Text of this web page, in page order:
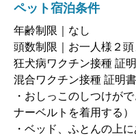
ペット宿泊条件
年齢制限｜なし
頭数制限｜お一人様２
狂犬病ワクチン接種 証
混合ワクチン接種 証明
・おしっこのしつけが
ナーベルトを着用する）
・ベッド、ふとんの上